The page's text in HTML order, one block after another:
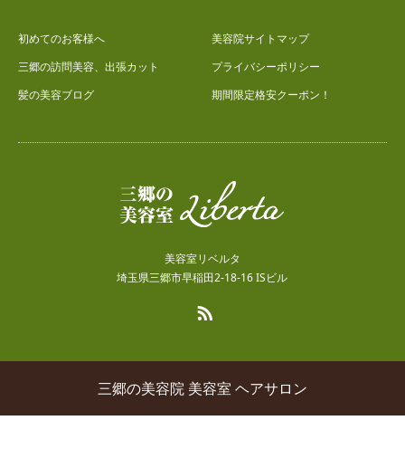
初めてのお客様へ
三郷の訪問美容、出張カット
髪の美容ブログ
美容院サイトマップ
プライバシーポリシー
期間限定格安クーポン！
美容室リベルタ
埼玉県三郷市早稲田2-18-16 ISビル
三郷の美容院 美容室 ヘアサロン